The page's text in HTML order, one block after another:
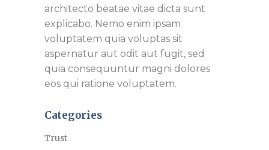
architecto beatae vitae dicta sunt
explicabo. Nemo enim ipsam
voluptatem quia voluptas sit
aspernatur aut odit aut fugit, sed
quia consequuntur magni dolores
eos qui ratione voluptatem.
Categories
Trust